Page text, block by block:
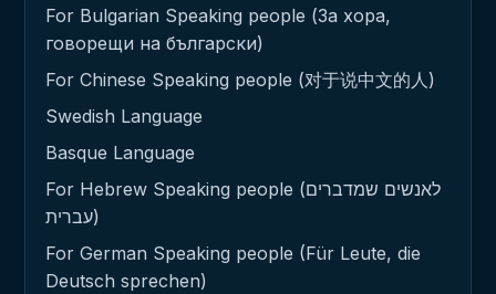
For Bulgarian Speaking people (За хора,
говорещи на български)
For Chinese Speaking people (对于说中文的人)
Swedish Language
Basque Language
For Hebrew Speaking people (לאנשים שמדברים
עברית)
For German Speaking people (Für Leute, die
Deutsch sprechen)